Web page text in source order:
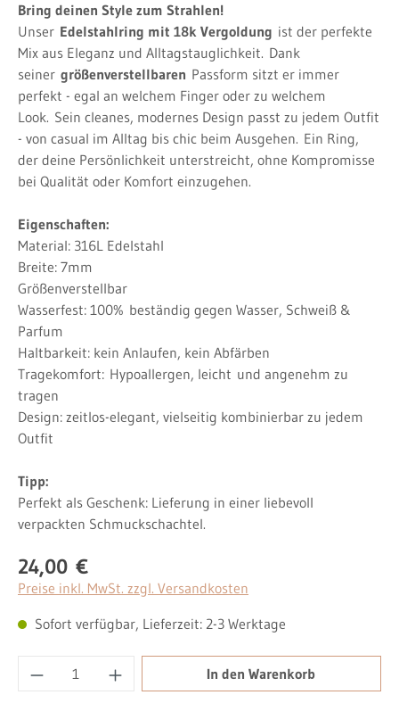
Bring deinen Style zum Strahlen!
Unser Edelstahlring mit 18k Vergoldung ist der perfekte
Mix aus Eleganz und Alltagstauglichkeit. Dank
seiner größenverstellbaren Passform sitzt er immer
perfekt - egal an welchem Finger oder zu welchem
Look. Sein cleanes, modernes Design passt zu jedem Outfit
- von casual im Alltag bis chic beim Ausgehen. Ein Ring,
der deine Persönlichkeit unterstreicht, ohne Kompromisse
bei Qualität oder Komfort einzugehen.
Eigenschaften:
Material: 316L Edelstahl
Breite: 7mm
Größenverstellbar
Wasserfest: 100% beständig gegen Wasser, Schweiß &
Parfum
Haltbarkeit: kein Anlaufen, kein Abfärben
Tragekomfort: Hypoallergen, leicht und angenehm zu
tragen
Design: zeitlos-elegant, vielseitig kombinierbar zu jedem
Outfit
Tipp:
Perfekt als Geschenk: Lieferung in einer liebevoll
verpackten Schmuckschachtel.
Regulärer Preis:
24,00 €
Preise inkl. MwSt. zzgl. Versandkosten
Sofort verfügbar, Lieferzeit: 2-3 Werktage
Produkt Anzahl: Gib den gewünschten
In den Warenkorb